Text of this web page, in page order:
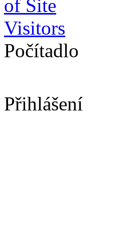
Počítadlo
Přihlášení